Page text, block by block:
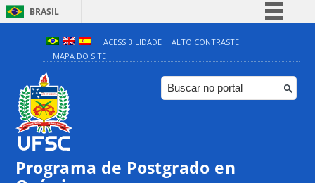
BRASIL
Simplifique!
Comunica BR
Participe
ACESSIBILIDADE
ALTO CONTRASTE
MAPA DO SITE
Programa de Postgrado en